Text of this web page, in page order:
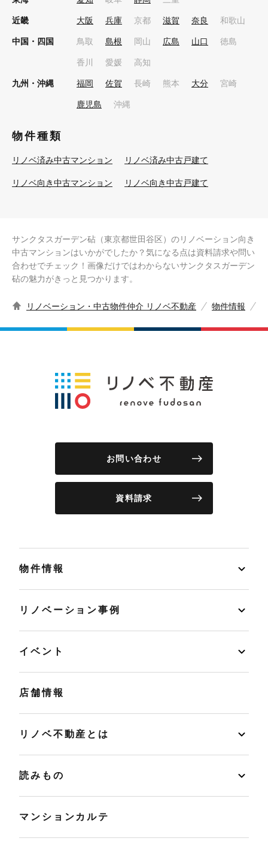
近畿 大阪 兵庫 京都 滋賀 奈良 和歌山
中国・四国 鳥取 島根 岡山 広島 山口 徳島
香川 愛媛 高知
九州・沖縄 福岡 佐賀 長崎 熊本 大分 宮崎
鹿児島 沖縄
物件種類
リノベ済み中古マンション リノベ済み中古戸建て
リノベ向き中古マンション リノベ向き中古戸建て
サンクタスガーデン砧（東京都世田谷区）のリノベーション向き
中古マンションはいかがでしたか？気になる点は資料請求や問い
合わせでチェック！画像だけではわからないサンクタスガーデン
砧の魅力がきっと見つかります。
リノベーション・中古物件仲介 リノベ不動産 物件情報
お問い合わせ
資料請求
物件情報
リノベーション事例
イベント
店舗情報
リノベ不動産とは
読みもの
マンションカルテ